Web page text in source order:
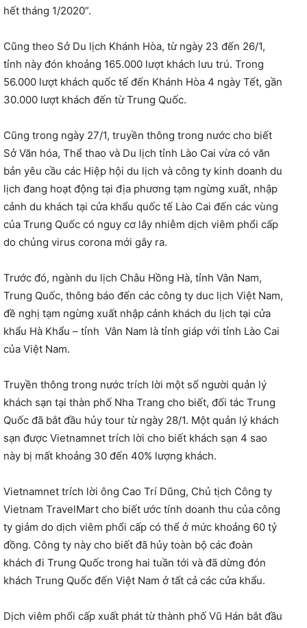
hết tháng 1/2020”.
Cũng theo Sở Du lịch Khánh Hòa, từ ngày 23 đến 26/1,
tỉnh này đón khoảng 165.000 lượt khách lưu trú. Trong
56.000 lượt khách quốc tế đến Khánh Hòa 4 ngày Tết, gần
30.000 lượt khách đến từ Trung Quốc.
Cũng trong ngày 27/1, truyền thông trong nước cho biết
Sở Văn hóa, Thể thao và Du lịch tỉnh Lào Cai vừa có văn
bản yêu cầu các Hiệp hội du lịch và công ty kinh doanh du
lịch đang hoạt động tại địa phương tạm ngừng xuất, nhập
cảnh du khách tại cửa khẩu quốc tế Lào Cai đến các vùng
của Trung Quốc có nguy cơ lây nhiễm dịch viêm phổi cấp
do chủng virus corona mới gây ra.
Trước đó, ngành du lịch Châu Hồng Hà, tỉnh Vân Nam,
Trung Quốc, thông báo đến các công ty duc lịch Việt Nam,
đề nghị tạm ngừng xuất nhập cảnh khách du lịch tại cửa
khẩu Hà Khẩu – tỉnh Vân Nam là tỉnh giáp với tỉnh Lào Cai
của Việt Nam.
Truyền thông trong nước trích lời một số người quản lý
khách sạn tại thàn phố Nha Trang cho biết, đối tác Trung
Quốc đã bắt đầu hủy tour từ ngày 28/1. Một quản lý khách
sạn được Vietnamnet trích lời cho biết khách sạn 4 sao
này bị mất khoảng 30 đến 40% lượng khách.
Vietnamnet trích lời ông Cao Trí Dũng, Chủ tịch Công ty
Vietnam TravelMart cho biết ước tính doanh thu của công
ty giảm do dịch viêm phổi cấp có thể ở mức khoảng 60 tỷ
đồng. Công ty này cho biết đã hủy toàn bộ các đoàn
khách đi Trung Quốc trong hai tuần tới và đã dừng đón
khách Trung Quốc đến Việt Nam ở tất cả các cửa khẩu.
Dịch viêm phổi cấp xuất phát từ thành phố Vũ Hán bắt đầu